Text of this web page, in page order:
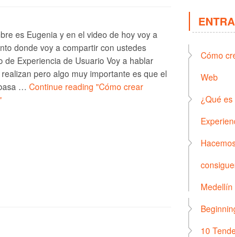
es Eugenia y en el video de hoy voy a
donde voy a compartir con ustedes
de Experiencia de Usuario Voy a hablar
pero algo muy importante es que el
… Continue reading "Cómo crear
Cómo
Web
¿Qué
Medellín
10